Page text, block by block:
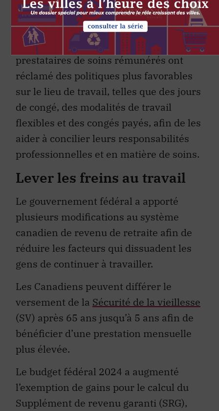
Les personnes interrogées dans le cadre
d’unrécent sondagemené auprès de
3000 aidants non rémunérés et
prestataires de soins rémunérés ont
réclamé des politiques plus favorables
sur le lieu de travail, telles que des jours
de congé, des modalités de travail
flexibles et des congés payés, afin de les
aider à concilier leurs responsabilités
professionnelles et en matière de soins.
Lever les freins au travail
Le gouvernement fédéral a apporté
plusieurs modifications au système
canadien de revenu de retraite afin de
réduire les facteurs qui dissuadent les
gens de continuer à travailler.
Les Canadiens peuvent différer le
versement de la Sécurité de la vieillesse
(SV) après 65 ans jusqu’à 5 ans afin de
bénéficier d’une prestation mensuelle
plus élevée.
Le budget fédéral 2024 a augmenté
l’exemption de gains pour le calcul du
Supplément de revenu garanti (SRG),